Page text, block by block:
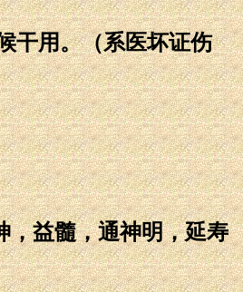
干用。（系医坏证伤
益髓，通神明，延寿